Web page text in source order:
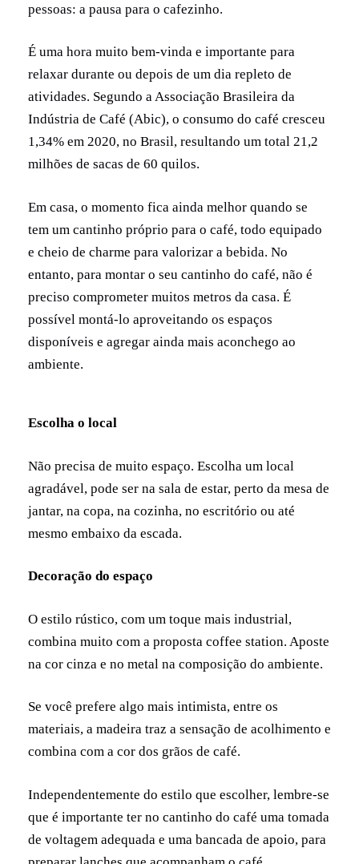
pessoas: a pausa para o cafezinho.
É uma hora muito bem-vinda e importante para
relaxar durante ou depois de um dia repleto de
atividades. Segundo a Associação Brasileira da
Indústria de Café (Abic), o consumo do café cresceu
1,34% em 2020, no Brasil, resultando um total 21,2
milhões de sacas de 60 quilos.
Em casa, o momento fica ainda melhor quando se
tem um cantinho próprio para o café, todo equipado
e cheio de charme para valorizar a bebida. No
entanto, para montar o seu cantinho do café, não é
preciso comprometer muitos metros da casa. É
possível montá-lo aproveitando os espaços
disponíveis e agregar ainda mais aconchego ao
ambiente.
Escolha o local
Não precisa de muito espaço. Escolha um local
agradável, pode ser na sala de estar, perto da mesa de
jantar, na copa, na cozinha, no escritório ou até
mesmo embaixo da escada.
Decoração do espaço
O estilo rústico, com um toque mais industrial,
combina muito com a proposta coffee station. Aposte
na cor cinza e no metal na composição do ambiente.
Se você prefere algo mais intimista, entre os
materiais, a madeira traz a sensação de acolhimento e
combina com a cor dos grãos de café.
Independentemente do estilo que escolher, lembre-se
que é importante ter no cantinho do café uma tomada
de voltagem adequada e uma bancada de apoio, para